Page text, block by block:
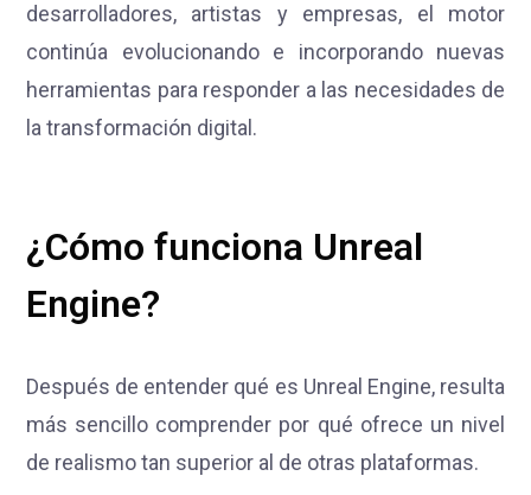
desarrolladores, artistas y empresas, el motor
continúa evolucionando e incorporando nuevas
herramientas para responder a las necesidades de
la transformación digital.
¿Cómo funciona Unreal
Engine?
Después de entender qué es Unreal Engine, resulta
más sencillo comprender por qué ofrece un nivel
de realismo tan superior al de otras plataformas.